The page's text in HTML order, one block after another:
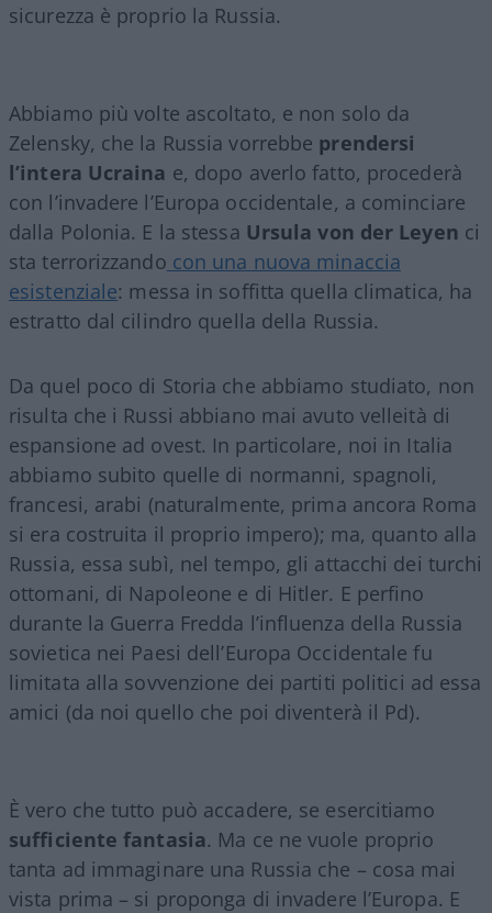
sicurezza è proprio la Russia.
Abbiamo più volte ascoltato, e non solo da
Zelensky, che la Russia vorrebbe prendersi
l’intera Ucraina e, dopo averlo fatto, procederà
con l’invadere l’Europa occidentale, a cominciare
dalla Polonia. E la stessa Ursula von der Leyen ci
sta terrorizzando con una nuova minaccia
esistenziale: messa in soffitta quella climatica, ha
estratto dal cilindro quella della Russia.
Da quel poco di Storia che abbiamo studiato, non
risulta che i Russi abbiano mai avuto velleità di
espansione ad ovest. In particolare, noi in Italia
abbiamo subito quelle di normanni, spagnoli,
francesi, arabi (naturalmente, prima ancora Roma
si era costruita il proprio impero); ma, quanto alla
Russia, essa subì, nel tempo, gli attacchi dei turchi
ottomani, di Napoleone e di Hitler. E perfino
durante la Guerra Fredda l’influenza della Russia
sovietica nei Paesi dell’Europa Occidentale fu
limitata alla sovvenzione dei partiti politici ad essa
amici (da noi quello che poi diventerà il Pd).
È vero che tutto può accadere, se esercitiamo
sufficiente fantasia. Ma ce ne vuole proprio
tanta ad immaginare una Russia che – cosa mai
vista prima – si proponga di invadere l’Europa. E